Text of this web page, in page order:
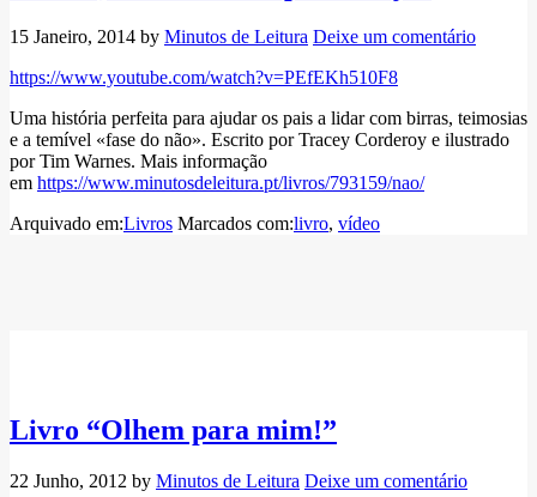
15 Janeiro, 2014 by Minutos de Leitura Deixe um comentário
https://www.youtube.com/watch?v=PEfEKh510F8
Uma história perfeita para ajudar os pais a lidar com birras, teimosias
e a temível «fase do não». Escrito por Tracey Corderoy e ilustrado
por Tim Warnes. Mais informação
em https://www.minutosdeleitura.pt/livros/793159/nao/
Arquivado em:Livros Marcados com:livro, vídeo
Livro “Olhem para mim!”
22 Junho, 2012 by Minutos de Leitura Deixe um comentário